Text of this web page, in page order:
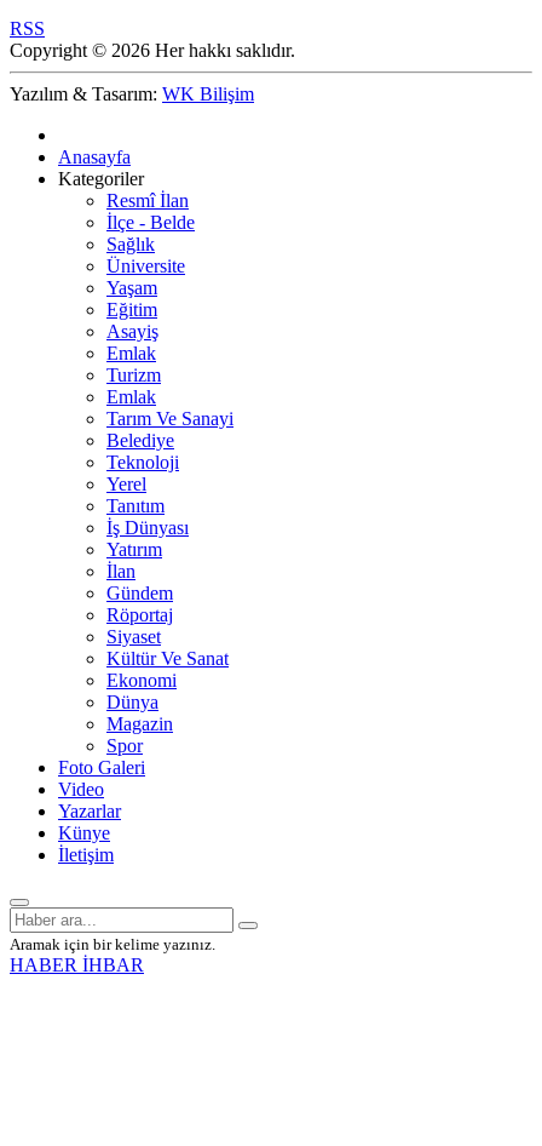
RSS
Copyright © 2026 Her hakkı saklıdır.
Yazılım & Tasarım: WK Bilişim
Anasayfa
Kategoriler
Resmî İlan
İlçe - Belde
Sağlık
Üniversite
Yaşam
Eğitim
Asayiş
Emlak
Turizm
Emlak
Tarım Ve Sanayi
Belediye
Teknoloji
Yerel
Tanıtım
İş Dünyası
Yatırım
İlan
Gündem
Röportaj
Siyaset
Kültür Ve Sanat
Ekonomi
Dünya
Magazin
Spor
Foto Galeri
Video
Yazarlar
Künye
İletişim
Aramak için bir kelime yazınız.
HABER İHBAR